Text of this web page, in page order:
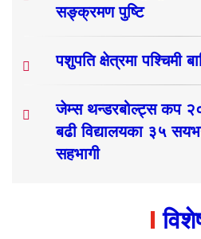
सङ्क्रमण पुष्टि
पशुपति क्षेत्रमा पश्चिमी
जेम्स थन्डरबोल्ट्स कप
बढी विद्यालयका ३५
सहभागी